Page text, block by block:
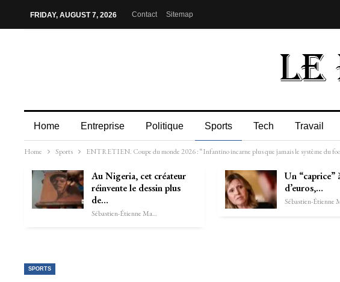
FRIDAY, AUGUST 7, 2026 Contact Sitemap
Home Entreprise Politique Sports Tech Travail
Home Sports ENTRETIEN. Coupe du monde 2026 : “Infantino incarne plus que jamais le système du
Au Nigeria, cet créateur
réinvente le dessin plus
de…
Sébastien-Étienne Marechal
Un “caprice”
d’euros,…
SPORTS